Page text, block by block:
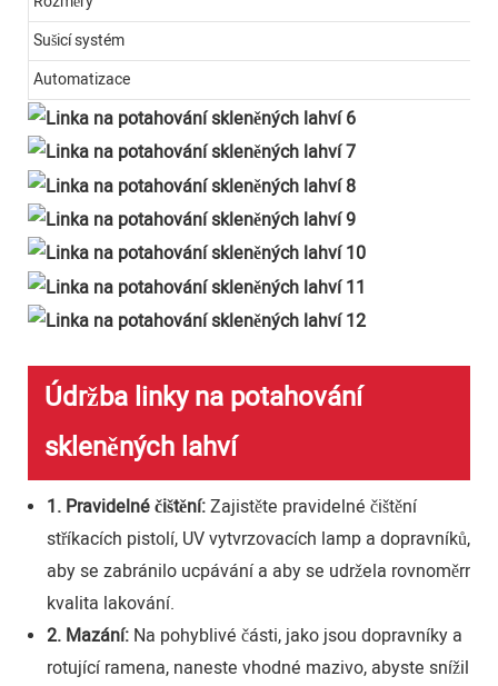
Sušicí systém
Automatizace
Údržba linky na potahování
skleněných lahví
1. Pravidelné čištění:Zajistěte pravidelné čištění
stříkacích pistolí, UV vytvrzovacích lamp a dopravníků,
aby se zabránilo ucpávání a aby se udržela rovnoměrná
kvalita lakování.
2. Mazání:Na pohyblivé části, jako jsou dopravníky a
rotující ramena, naneste vhodné mazivo, abyste snížili